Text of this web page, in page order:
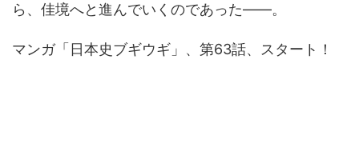
ら、佳境へと進んでいくのであった――。
マンガ「日本史ブギウギ」、第63話、スタート！